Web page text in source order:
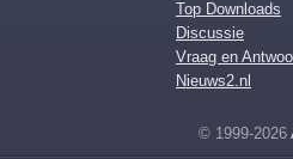
Top Downloads
Discussie
Vraag en
Nieuws2.nl
© 1999-2026